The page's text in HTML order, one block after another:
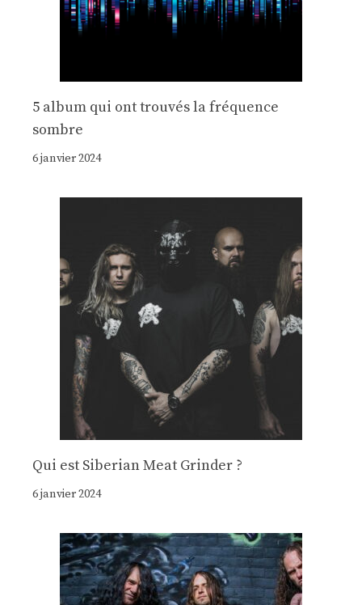
5 album qui ont trouvés la fréquence
sombre
6 janvier 2024
Qui est Siberian Meat Grinder ?
6 janvier 2024